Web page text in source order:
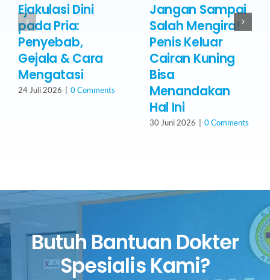
Ejakulasi Dini
pada Pria:
Penyebab,
Gejala & Cara
Mengatasi
24 Juli 2026 0 Comments
Jangan Sampai
Salah Mengira!
Penis Keluar
Cairan Kuning
Bisa
Menandakan
Hal Ini
30 Juni 2026 0 Comments
Butuh Bantuan Dokter
Spesialis Kami?